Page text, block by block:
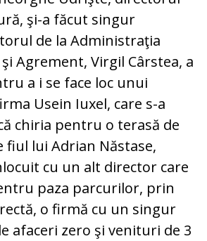
şi-a făcut singur
de la Administraţia
Agrement, Virgil Cârstea, a
a i se face loc unui
Usein Iuxel, care s-a
chiria pentru o terasă de
fiul lui Adrian Năstase,
cu un alt director care
paza parcurilor, prin
o firmă cu un singur
afaceri zero şi venituri de 3